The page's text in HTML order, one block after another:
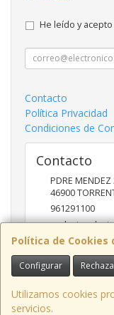
Política de Cookies
Configurar
Utilizamos cookies
servicios.
He leído y acepto
Contacto
Política Privacidad
Condiciones de
Contacto
PDRE MENDEZ
46900
961291100
Horario
10 -14 17 - 20